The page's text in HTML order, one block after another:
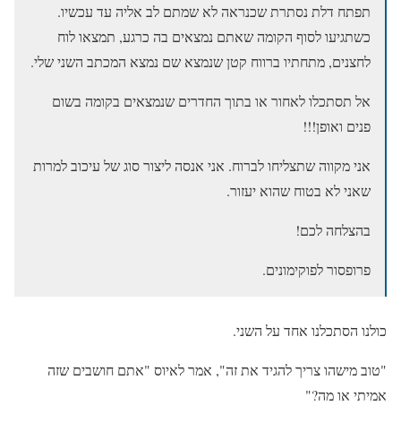
תפתח דלת נסתרת שכנראה לא שמתם לב אליה עד עכשיו.
כשתגיעו לסוף הקומה שאתם נמצאים בה כרגע, תמצאו לוח
לחצנים, מתחתיו ברווח קטן שנמצא שם נמצא המכתב השני שלי.
אל תסתכלו לאחור או בתוך החדרים שנמצאים בקומה בשום
פנים ואופן!!!
אני מקווה שתצליחו לברוח. אני אנסה ליצור סוג של עיכוב למרות
שאני לא בטוח שהוא יעזור.
בהצלחה לכם!
פרופסור לפוקימונים.
כולנו הסתכלנו אחד על השני.
"טוב מישהו צריך להגיד את זה", אמר לאיוס "אתם חושבים שזה
אמיתי או מה?"